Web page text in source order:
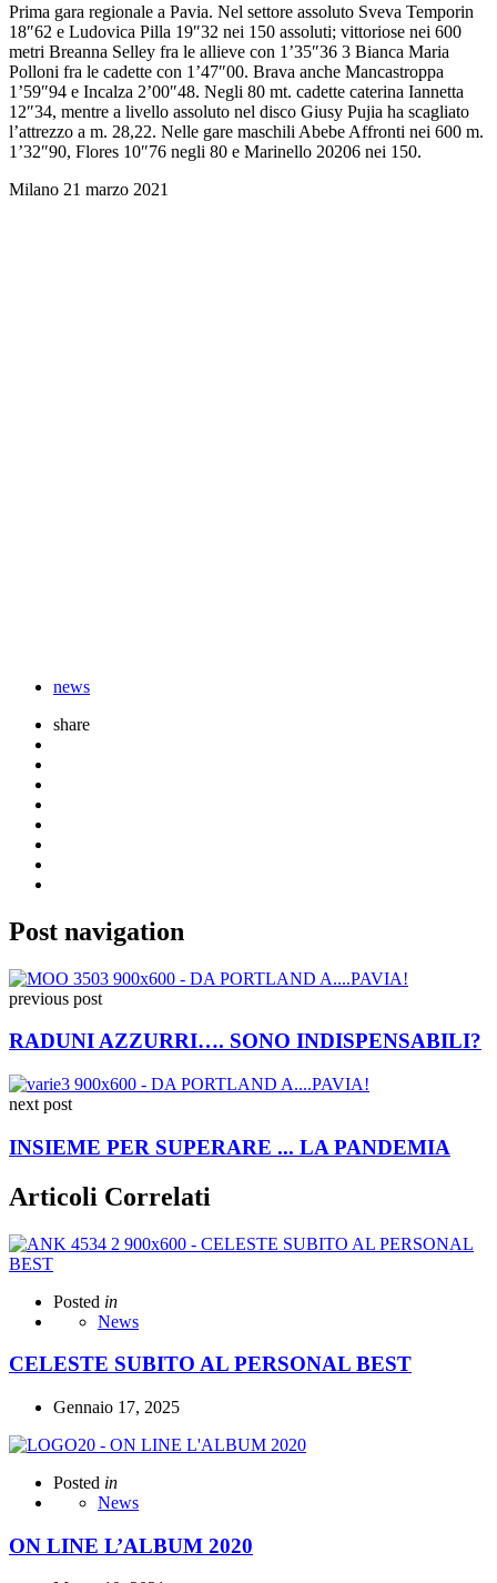
Prima gara regionale a Pavia. Nel settore assoluto Sveva Temporin
18″62 e Ludovica Pilla 19″32 nei 150 assoluti; vittoriose nei 600
metri Breanna Selley fra le allieve con 1’35″36 3 Bianca Maria
Polloni fra le cadette con 1’47″00. Brava anche Mancastroppa
1’59″94 e Incalza 2’00″48. Negli 80 mt. cadette caterina Iannetta
12″34, mentre a livello assoluto nel disco Giusy Pujia ha scagliato
l’attrezzo a m. 28,22. Nelle gare maschili Abebe Affronti nei 600 m.
1’32″90, Flores 10″76 negli 80 e Marinello 20206 nei 150.
Milano 21 marzo 2021
news
share
Post navigation
previous post
RADUNI AZZURRI…. SONO INDISPENSABILI?
next post
INSIEME PER SUPERARE ... LA PANDEMIA
Articoli Correlati
Posted in
News
CELESTE SUBITO AL PERSONAL BEST
Gennaio 17, 2025
Posted in
News
ON LINE L’ALBUM 2020